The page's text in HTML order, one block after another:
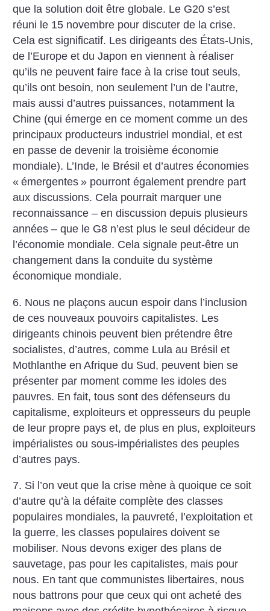
que la solution doit être globale. Le G20 s’est
réuni le 15 novembre pour discuter de la crise.
Cela est significatif. Les dirigeants des États-Unis,
de l’Europe et du Japon en viennent à réaliser
qu’ils ne peuvent faire face à la crise tout seuls,
qu’ils ont besoin, non seulement l’un de l’autre,
mais aussi d’autres puissances, notamment la
Chine (qui émerge en ce moment comme un des
principaux producteurs industriel mondial, et est
en passe de devenir la troisième économie
mondiale). L’Inde, le Brésil et d’autres économies
« émergentes » pourront également prendre part
aux discussions. Cela pourrait marquer une
reconnaissance – en discussion depuis plusieurs
années – que le G8 n’est plus le seul décideur de
l’économie mondiale. Cela signale peut-être un
changement dans la conduite du système
économique mondiale.
6. Nous ne plaçons aucun espoir dans l’inclusion
de ces nouveaux pouvoirs capitalistes. Les
dirigeants chinois peuvent bien prétendre être
socialistes, d’autres, comme Lula au Brésil et
Mothlanthe en Afrique du Sud, peuvent bien se
présenter par moment comme les idoles des
pauvres. En fait, tous sont des défenseurs du
capitalisme, exploiteurs et oppresseurs du peuple
de leur propre pays et, de plus en plus, exploiteurs
impérialistes ou sous-impérialistes des peuples
d’autres pays.
7. Si l’on veut que la crise mène à quoique ce soit
d’autre qu’à la défaite complète des classes
populaires mondiales, la pauvreté, l’exploitation et
la guerre, les classes populaires doivent se
mobiliser. Nous devons exiger des plans de
sauvetage, pas pour les capitalistes, mais pour
nous. En tant que communistes libertaires, nous
nous battrons pour que ceux qui ont acheté des